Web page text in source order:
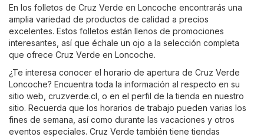
En los folletos de Cruz Verde en Loncoche encontrarás una
amplia variedad de productos de calidad a precios
excelentes. Estos folletos están llenos de promociones
interesantes, así que échale un ojo a la selección completa
que ofrece Cruz Verde en Loncoche.
¿Te interesa conocer el horario de apertura de Cruz Verde
Loncoche? Encuentra toda la información al respecto en su
sitio web, cruzverde.cl , o en el perfil de la tienda en nuestro
sitio. Recuerda que los horarios de trabajo pueden varias los
fines de semana, así como durante las vacaciones y otros
eventos especiales. Cruz Verde también tiene tiendas